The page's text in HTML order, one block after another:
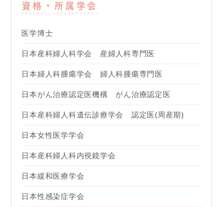
資格・所属学会
医学博士
日本産科婦人科学会 産婦人科専門医
日本婦人科腫瘍学会 婦人科腫瘍専門医
日本がん治療認定医機構 がん治療認定医
日本産科婦人科遺伝診療学会 認定医(周産期)
日本女性医学学会
日本産科婦人科内視鏡学会
日本緩和医療学会
日本性感染症学会